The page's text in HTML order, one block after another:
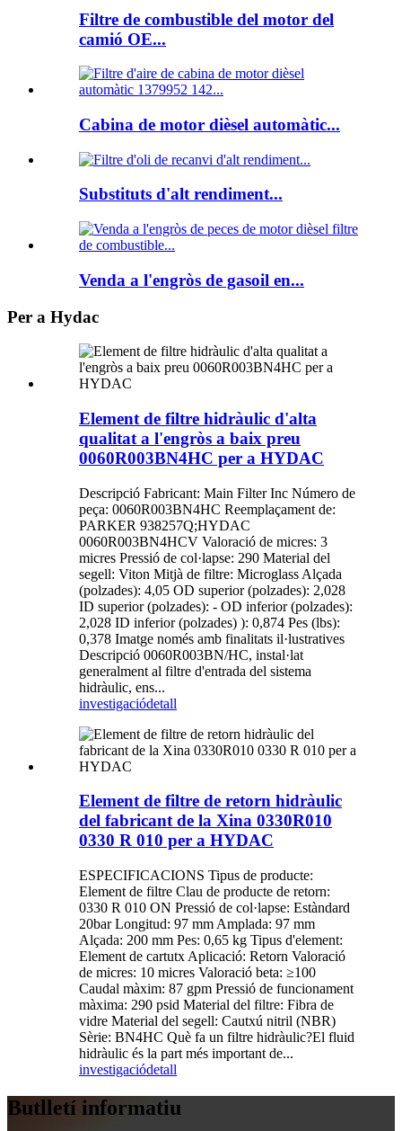
Filtre de combustible del motor del
camió OE...
Cabina de motor dièsel automàtic...
Substituts d'alt rendiment...
Venda a l'engròs de gasoil en...
Per a Hydac
Element de filtre hidràulic d'alta
qualitat a l'engròs a baix preu
0060R003BN4HC per a HYDAC
Descripció Fabricant: Main Filter Inc Número de
peça: 0060R003BN4HC Reemplaçament de:
PARKER 938257Q;HYDAC
0060R003BN4HCV Valoració de micres: 3
micres Pressió de col·lapse: 290 Material del
segell: Viton Mitjà de filtre: Microglass Alçada
(polzades): 4,05 OD superior (polzades): 2,028
ID superior (polzades): - OD inferior (polzades):
2,028 ID inferior (polzades) ): 0,874 Pes (lbs):
0,378 Imatge només amb finalitats il·lustratives
Descripció 0060R003BN/HC, instal·lat
generalment al filtre d'entrada del sistema
hidràulic, ens...
investigaciódetall
Element de filtre de retorn hidràulic
del fabricant de la Xina 0330R010
0330 R 010 per a HYDAC
ESPECIFICACIONS Tipus de producte:
Element de filtre Clau de producte de retorn:
0330 R 010 ON Pressió de col·lapse: Estàndard
20bar Longitud: 97 mm Amplada: 97 mm
Alçada: 200 mm Pes: 0,65 kg Tipus d'element:
Element de cartutx Aplicació: Retorn Valoració
de micres: 10 micres Valoració beta: ≥100
Caudal màxim: 87 gpm Pressió de funcionament
màxima: 290 psid Material del filtre: Fibra de
vidre Material del segell: Cautxú nitril (NBR)
Sèrie: BN4HC Què fa un filtre hidràulic?El fluid
hidràulic és la part més important de...
investigaciódetall
Butlletí informatiu